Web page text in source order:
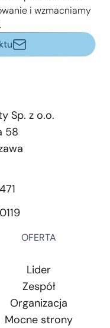
i wzmacniamy
Sp. z o.o.
58
OFERTA
Lider
Zespół
Organizacja
Mocne strony